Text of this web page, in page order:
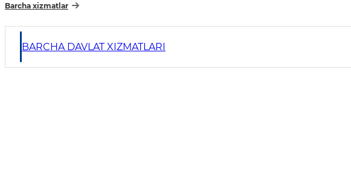
Barcha xizmatlar
BARCHA DAVLAT XIZMATLARI